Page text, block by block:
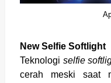
New Selfie Softlight
Teknologi selfie
cerah meski saat